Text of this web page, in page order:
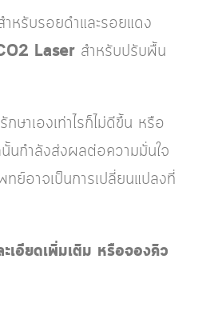
ำหรับรอยดำและรอยแดง
Laser สำหรับปรับพื้น
ษาเองเท่าไรก็ไม่ดีขึ้น หรือ
นกำลังส่งผลต่อความมั่นใจ
ทย์อาจเป็นการเปลี่ยนแปลงที่
เอียดเพิ่มเติม หรือจองคิว